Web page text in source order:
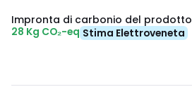
Impronta di carbonio del prodotto
28 Kg CO₂-eq Stima Elettroveneta